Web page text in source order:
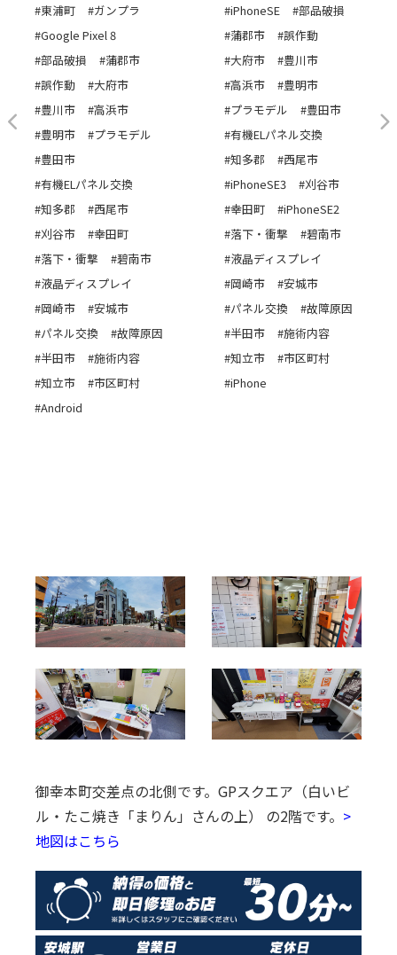
#東浦町
#ガンプラ
#Google Pixel 8
#部品破損
#蒲郡市
#誤作動
#大府市
#豊川市
#高浜市
#豊明市
#プラモデル
#豊田市
#有機ELパネル交換
#知多郡
#西尾市
#刈谷市
#幸田町
#落下・衝撃
#碧南市
#液晶ディスプレイ
#岡崎市
#安城市
#パネル交換
#故障原因
#半田市
#施術内容
#知立市
#市区町村
#Android
#iPhoneSE
#部品破損
#蒲郡市
#誤作動
#大府市
#豊川市
#高浜市
#豊明市
#プラモデル
#豊田市
#有機ELパネル交換
#知多郡
#西尾市
#iPhoneSE3
#刈谷市
#幸田町
#iPhoneSE2
#落下・衝撃
#碧南市
#液晶ディスプレイ
#岡崎市
#安城市
#パネル交換
#故障原因
#半田市
#施術内容
#知立市
#市区町村
#iPhone
御幸本町交差点の北側です。 GPスクエア（白いビ
ル・たこ焼き「まりん」さんの上） の2階です。 >
地図はこちら